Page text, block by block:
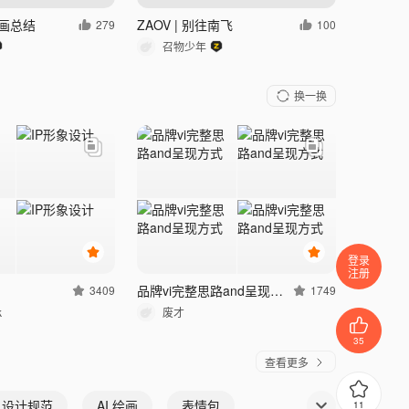
总结 279 ZAOV | 别往南飞
100
召物少年
换一换
3409
品牌vi完整思路and呈现方式
1749
废才
查看更多
计规范 AI 绘画 表情包
登录
注册
35
11